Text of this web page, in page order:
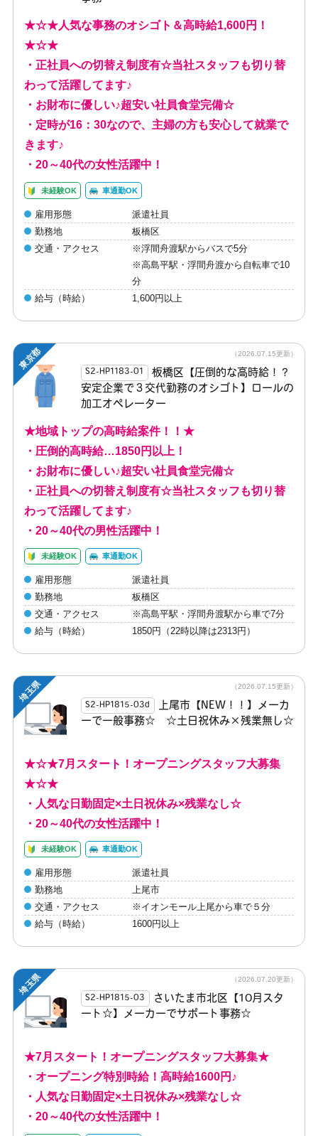
★☆★人気な事務のオシゴト＆高時給1,600円！
★☆★
・正社員への切替え制度有☆当社スタッフも切り替
わって活躍してます♪
・お財布に優しい♪超安い社員食堂完備☆
・定時が16：30なので、主婦の方も安心して就業で
きます♪
・20～40代の女性活躍中！
未経験OK 車通勤OK
雇用形態
派遣社員
勤務地
板橋区
交通・アクセス
※浮間舟渡駅からバスで5分
※高島平駅・浮間舟渡から自転車で10
分
給与（時給）
1,600円以上
S2-HP1183-01
板橋区【圧倒的な高時給！？
安定企業で３交代勤務のオシゴト】ロールの
加工オペレーター
★地域トップの高時給案件！！★
・圧倒的高時給…1850円以上！
・お財布に優しい♪超安い社員食堂完備☆
・正社員への切替え制度有☆当社スタッフも切り替
わって活躍してます♪
・20～40代の男性活躍中！
未経験OK 車通勤OK
雇用形態
派遣社員
勤務地
板橋区
交通・アクセス
※高島平駅・浮間舟渡駅から車で7分
給与（時給）
1850円（22時以降は2313円）
（2026.07.15更新）
東京都
S2-HP1815-03d
上尾市【NEW！！】メーカ
ーで一般事務☆ ☆土日祝休み×残業無し☆
★☆★7月スタート！オープニングスタッフ大募集
★☆★
・人気な日勤固定×土日祝休み×残業なし☆
・20～40代の女性活躍中！
未経験OK 車通勤OK
雇用形態
派遣社員
勤務地
上尾市
交通・アクセス
※イオンモール上尾から車で５分
給与（時給）
1600円以上
（2026.07.15更新）
埼玉県
S2-HP1815-03
さいたま市北区【10月スタ
ート☆】メーカーでサポート事務☆
★7月スタート！オープニングスタッフ大募集★
・オープニング特別時給！高時給1600円♪
・人気な日勤固定×土日祝休み×残業なし☆
・20～40代の女性活躍中！
（2026.07.20更新）
埼玉県